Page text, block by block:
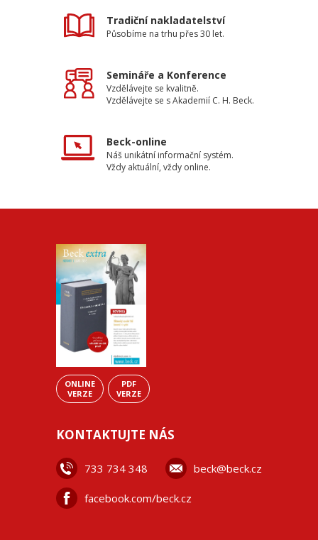
Tradiční nakladatelství
Působíme na trhu přes 30 let.
Semináře a Konference
Vzdělávejte se kvalitně.
Vzdělávejte se s Akademií C. H. Beck.
Beck-online
Náš unikátní informační systém.
Vždy aktuální, vždy online.
ONLINE
VERZE
PDF
VERZE
KONTAKTUJTE NÁS
733 734 348 beck@beck.cz
facebook.com/beck.cz